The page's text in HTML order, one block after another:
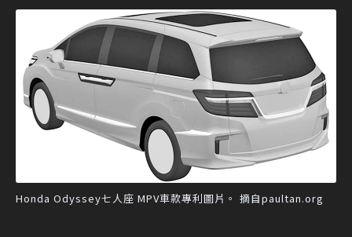
Honda Odyssey七人座 MPV車款專利圖片。 摘自paultan.org